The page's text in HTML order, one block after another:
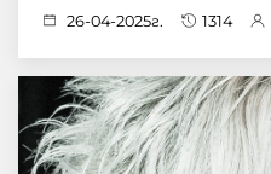
26-04-2025г. 1314